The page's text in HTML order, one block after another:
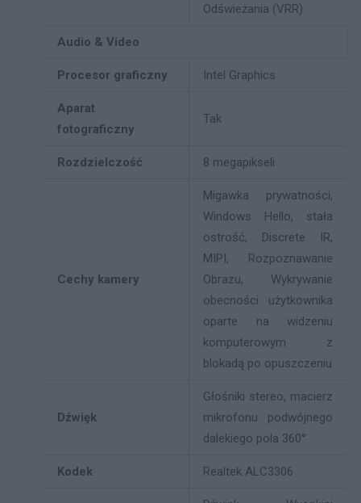
Odświeżania (VRR)
Audio & Video
Procesor graficzny Intel Graphics
Aparat
fotograficzny
Tak
Rozdzielczość 8 megapikseli
Cechy kamery
Migawka prywatności,
Windows Hello, stała
ostrość, Discrete IR,
MIPI, Rozpoznawanie
Obrazu, Wykrywanie
obecności użytkownika
oparte na widzeniu
komputerowym z
blokadą po opuszczeniu
Dźwięk
Głośniki stereo, macierz
mikrofonu podwójnego
dalekiego pola 360°
Kodek Realtek ALC3306